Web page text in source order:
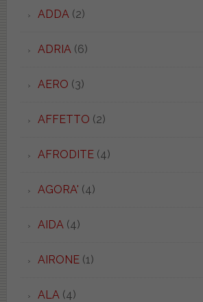
ADDA (2)
ADRIA (6)
AERO (3)
AFFETTO (2)
AFRODITE(4)
AGORA' (4)
AIDA (4)
AIRONE(1)
ALA (4)